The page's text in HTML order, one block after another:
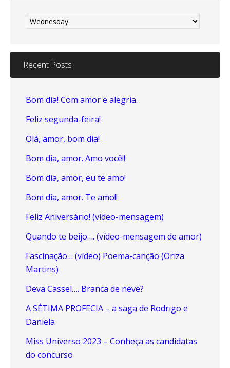
Recent Posts
Bom dia! Com amor e alegria.
Feliz segunda-feira!
Olá, amor, bom dia!
Bom dia, amor. Amo você!!
Bom dia, amor, eu te amo!
Bom dia, amor. Te amo!!
Feliz Aniversário! (vídeo-mensagem)
Quando te beijo…. (vídeo-mensagem de amor)
Fascinação… (vídeo) Poema-canção (Oriza
Martins)
Deva Cassel…. Branca de neve?
A SÉTIMA PROFECIA – a saga de Rodrigo e
Daniela
Miss Universo 2023 – Conheça as candidatas
do concurso